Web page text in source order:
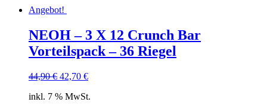
Angebot!
NEOH – 3 X 12 Crunch Bar
Vorteilspack – 36 Riegel
44,90€ Ursprünglicher
war:
42,70 €Aktueller
ist:
inkl. 7 % MwSt.